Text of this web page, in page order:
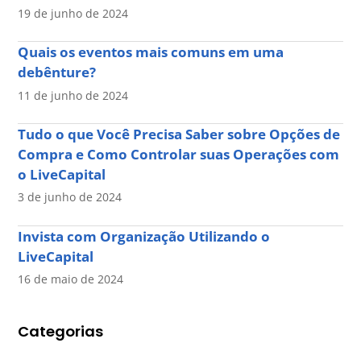
19 de junho de 2024
Quais os eventos mais comuns em uma
debênture?
11 de junho de 2024
Tudo o que Você Precisa Saber sobre Opções de
Compra e Como Controlar suas Operações com
o LiveCapital
3 de junho de 2024
Invista com Organização Utilizando o
LiveCapital
16 de maio de 2024
Categorias